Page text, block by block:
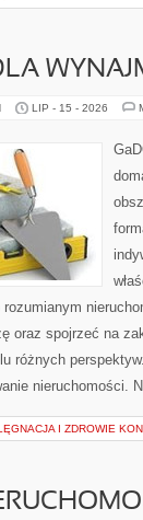
LIP - 15 - 2026
oraz spojrzeć na
różnych
nieruchomości.
I ZDROWIE